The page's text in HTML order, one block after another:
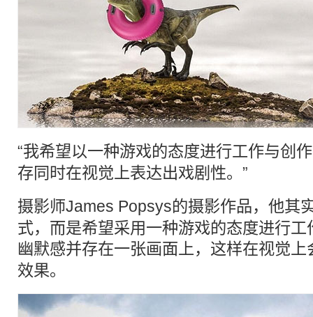
“我希望以一种游戏的态度进行工作与创
存同时在视觉上表达出戏剧性。”
摄影师James Popsys的摄影作品，他其
式，而是希望采用一种游戏的态度进行
幽默感并存在一张画面上，这样在视觉
效果。